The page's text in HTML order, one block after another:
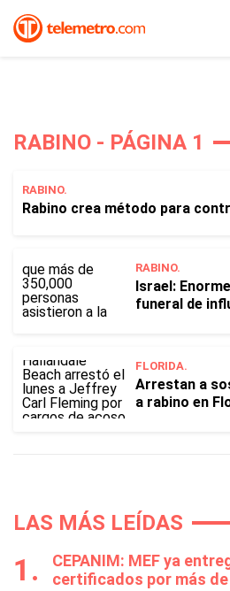
RABINO - PÁGINA 1
RABINO.
Rabino crea método para
RABINO.
Israel:
funeral de
FLORIDA.
Arrestan a
a rabino en
LAS MÁS LEÍDAS
CEPANIM: MEF ya
certificados por más